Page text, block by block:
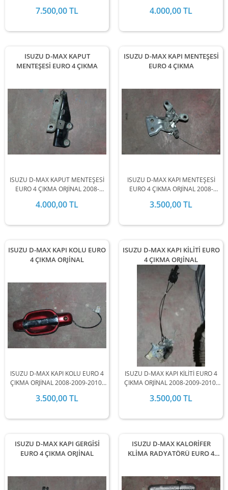
STOKLARIMIZDA MEVCUTTUR.
7.500,00 TL
STOKLARIMIZDA MEVCUTTUR.
4.000,00 TL
ISUZU D-MAX KAPUT
MENTEŞESİ EURO 4 ÇIKMA
ISUZU D-MAX KAPUT MENTEŞESİ
EURO 4 ÇIKMA ORJİNAL 2008-
ARALIĞINDA STOKLARIMIZDA
4.000,00 TL
ISUZU D-MAX KAPI MENTEŞESİ
EURO 4 ÇIKMA
ISUZU D-MAX KAPI MENTEŞESİ
EURO 4 ÇIKMA ORJİNAL 2008-
ARALIĞINDA STOKLARIMIZDA
3.500,00 TL
ISUZU D-MAX KAPI KOLU EURO
4 ÇIKMA ORJİNAL
ISUZU D-MAX KAPI KOLU EURO 4
ÇIKMA ORJİNAL 2008-2009-2010-
STOKLARIMIZDA MEVCUTTUR.
3.500,00 TL
ISUZU D-MAX KAPI KİLİTİ EURO
4 ÇIKMA ORJİNAL
ISUZU D-MAX KAPI KİLİTİ EURO 4
ÇIKMA ORJİNAL 2008-2009-2010-
STOKLARIMIZDA MEVCUTTUR.
3.500,00 TL
ISUZU D-MAX KAPI GERGİSİ
EURO 4 ÇIKMA ORJİNAL
ISUZU D-MAX KALORİFER
KLİMA RADYATÖRÜ EURO 4